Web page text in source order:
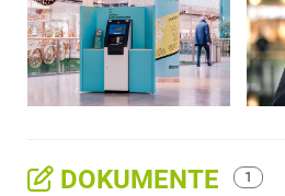
DOKUMENTE 1